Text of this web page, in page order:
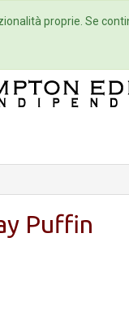
Eventi
Puffin
proprie. Se